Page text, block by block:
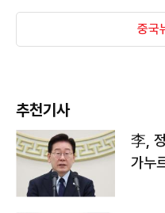
중국
추천기사
李,
가누